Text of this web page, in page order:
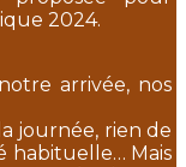
2024.
arrivée, nos
journée, rien de
habituelle… Mais